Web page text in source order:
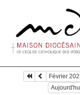
Février